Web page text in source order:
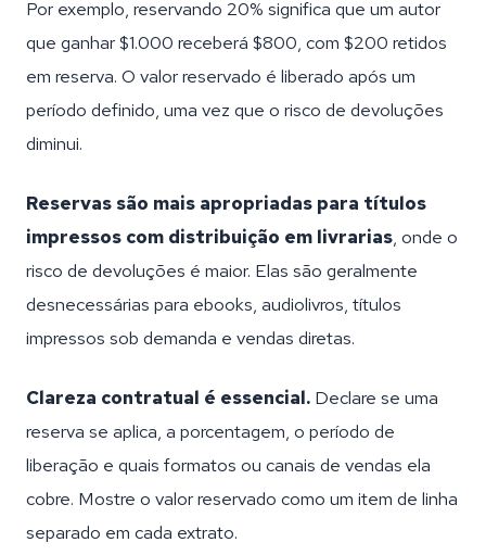
Por exemplo, reservando 20% significa que um autor
que ganhar $1.000 receberá $800, com $200 retidos
em reserva. O valor reservado é liberado após um
período definido, uma vez que o risco de devoluções
diminui.
Reservas são mais apropriadas para títulos
impressos com distribuição em livrarias, onde o
risco de devoluções é maior. Elas são geralmente
desnecessárias para ebooks, audiolivros, títulos
impressos sob demanda e vendas diretas.
Clareza contratual é essencial. Declare se uma
reserva se aplica, a porcentagem, o período de
liberação e quais formatos ou canais de vendas ela
cobre. Mostre o valor reservado como um item de linha
separado em cada extrato.